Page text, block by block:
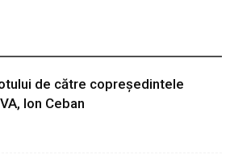
de către copreședintele
Ion Ceban